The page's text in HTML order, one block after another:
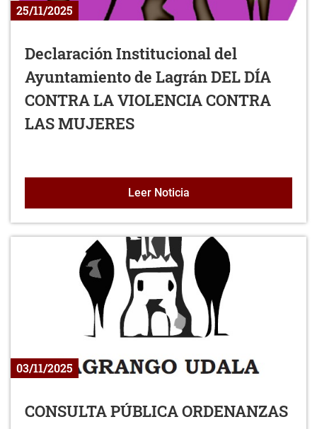
25/11/2025
Declaración Institucional del
Ayuntamiento de Lagrán DEL DÍA
CONTRA LA VIOLENCIA CONTRA
LAS MUJERES
Leer NoticiaDeclaración Institucional
03/11/2025
CONSULTA PÚBLICA ORDENANZAS